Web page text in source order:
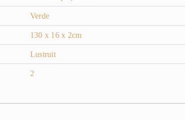
Verde
130 x 16 x 2cm
Lustruit
2